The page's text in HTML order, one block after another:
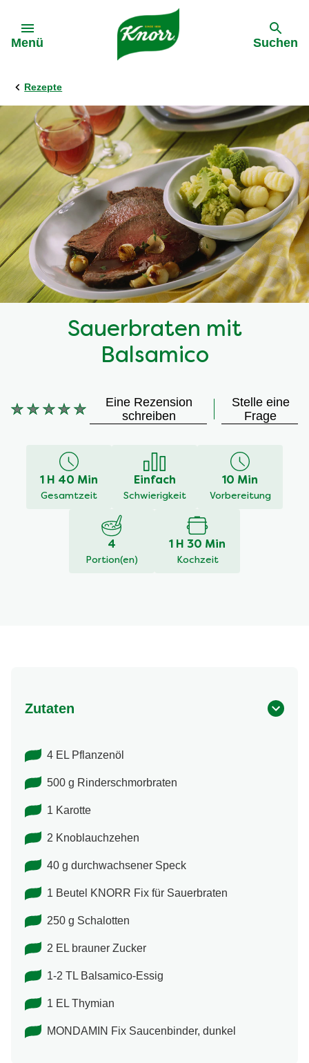
Menü Suchen
Rezepte
Sauerbraten mit
Balsamico
Keine
recipe
Eine Rezension
schreiben
Stelle eine
Frage
1 H 40 Min
Gesamtzeit
Einfach
Schwierigkeit
10 Min
Vorbereitung
4
Portion(en)
1 H 30 Min
Kochzeit
Zutaten
4 EL Pflanzenöl
500 g Rinderschmorbraten
1 Karotte
2 Knoblauchzehen
40 g durchwachsener Speck
1 Beutel KNORR Fix für Sauerbraten
250 g Schalotten
2 EL brauner Zucker
1-2 TL Balsamico-Essig
1 EL Thymian
MONDAMIN Fix Saucenbinder, dunkel